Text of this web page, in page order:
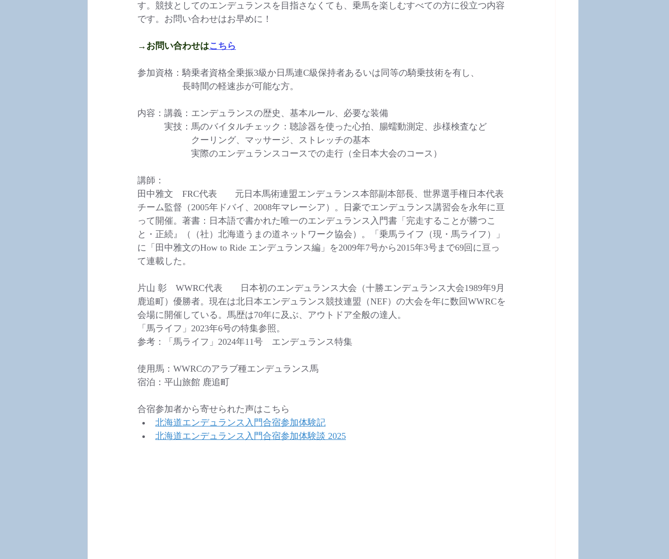
す。競技としてのエンデュランスを目指さなくても、乗馬を楽しむすべての方に役立つ内容
です。お問い合わせはお早めに！
→お問い合わせはこちら
参加資格：騎乗者資格全乗振3級か日馬連C級保持者あるいは同等の騎乗技術を有し、
長時間の軽速歩が可能な方。
内容：講義：エンデュランスの歴史、基本ルール、必要な装備
実技：馬のバイタルチェック：聴診器を使った心拍、腸蠕動測定、歩様検査など
クーリング、マッサージ、ストレッチの基本
実際のエンデュランスコースでの走行（全日本大会のコース）
講師：
田中雅文　FRC代表　　元日本馬術連盟エンデュランス本部副本部長、世界選手権日本代表
チーム監督（2005年ドバイ、2008年マレーシア）。日豪でエンデュランス講習会を永年に亘
って開催。著書：日本語で書かれた唯一のエンデュランス入門書「完走することが勝つこ
と・正続』（（社）北海道うまの道ネットワーク協会）。「乗馬ライフ（現・馬ライフ）」
に「田中雅文のHow to Ride エンデュランス編」を2009年7号から2015年3号まで69回に亘っ
て連載した。
片山 彰　WWRC代表　　日本初のエンデュランス大会（十勝エンデュランス大会1989年9月
鹿追町）優勝者。現在は北日本エンデュランス競技連盟（NEF）の大会を年に数回WWRCを
会場に開催している。馬歴は70年に及ぶ、アウトドア全般の達人。
「馬ライフ」2023年6号の特集参照。
参考：「馬ライフ」2024年11号　エンデュランス特集
使用馬：WWRCのアラブ種エンデュランス馬
宿泊： 平山旅館 鹿追町
合宿参加者から寄せられた声はこちら
北海道エンデュランス入門合宿参加体験記
北海道エンデュランス入門合宿参加体験談 2025